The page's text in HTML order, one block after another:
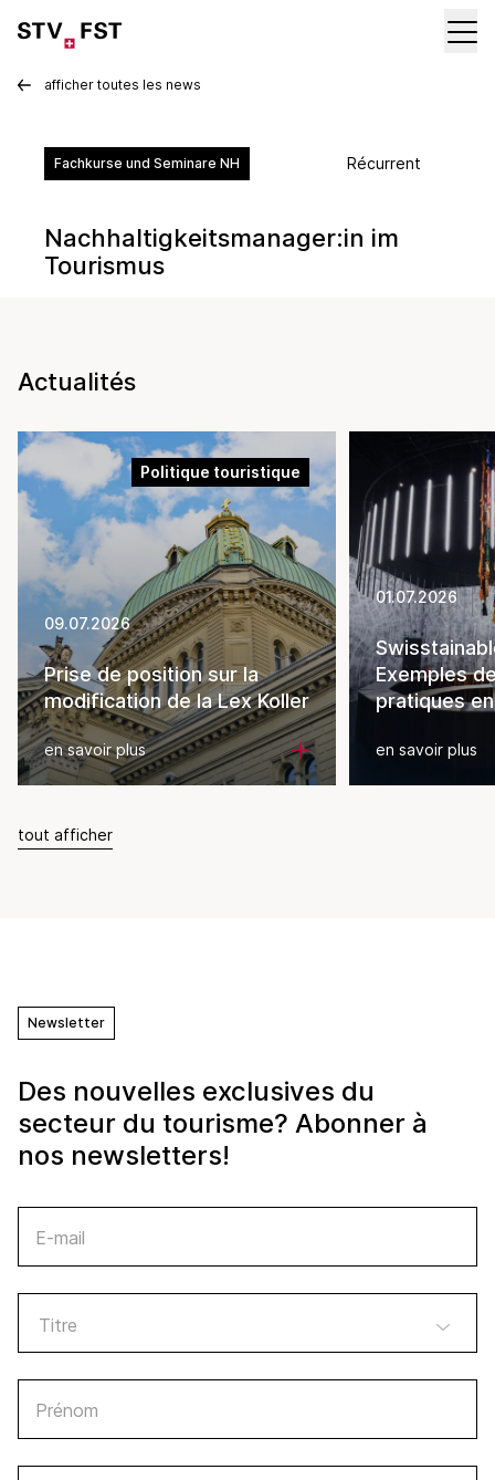
afficher toutes les news
Fachkurse und Seminare NH Récurrent
Nachhaltigkeitsmanager:in im
Tourismus
Actualités
Politique touristique
09.07.2026
Prise de position sur la
modification de la Lex Koller
en savoir plus
01.07.2026
Exemples
pratiques
en savoir plus
tout afficher
Newsletter
Des nouvelles exclusives du
secteur du tourisme? Abonner à
nos newsletters!
E-mail
Prénom